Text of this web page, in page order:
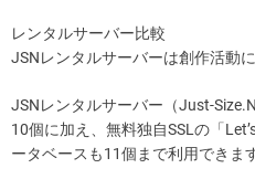
レンタルサーバー比較
JSNレンタルサーバーは創作活動
JSNレンタルサーバー（Just-
10個に加え、無料独自SSLの「
ータベースも11個まで利用できま